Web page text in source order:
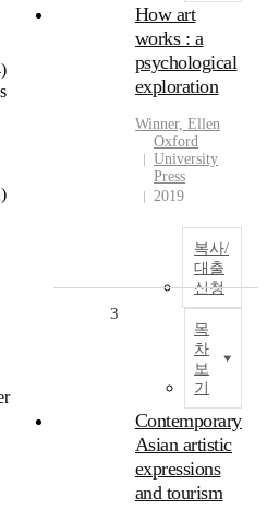
How art
works : a
psychological
exploration
Winner, Ellen
Oxford
University
Press
2019
복사/
대출
신청
목
차
보
기
3
Contemporary
Asian artistic
expressions
and tourism